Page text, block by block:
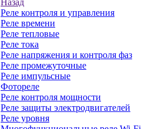
Назад
Реле контроля и управления
Реле времени
Реле тепловые
Реле тока
Реле напряжения и контроля фаз
Реле промежуточные
Реле импульсные
Фотореле
Реле контроля мощности
Реле защиты электродвигателей
Реле уровня